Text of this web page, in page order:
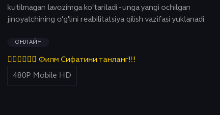
kutilmagan lavozimga ko'tariladi - unga yangi ochilgan
jinoyatchining o'g'lini reabilitatsiya qilish vazifasi yuklanadi.
ОНЛАЙН
👇🏻👇🏻👇🏻 Филм Сифатини танланг!!!